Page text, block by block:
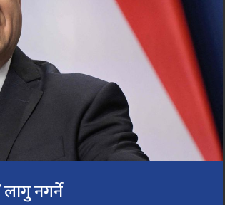
नगर्ने